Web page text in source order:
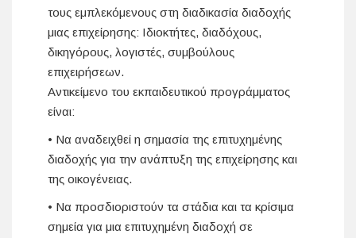
τους εμπλεκόμενους στη διαδικασία διαδοχής
μιας επιχείρησης: Ιδιοκτήτες, διαδόχους,
δικηγόρους, λογιστές, συμβούλους
επιχειρήσεων.
Αντικείμενο του εκπαιδευτικού προγράμματος
είναι:
• Να αναδειχθεί η σημασία της επιτυχημένης
διαδοχής για την ανάπτυξη της επιχείρησης και
της οικογένειας.
• Να προσδιοριστούν τα στάδια και τα κρίσιμα
σημεία για μια επιτυχημένη διαδοχή σε